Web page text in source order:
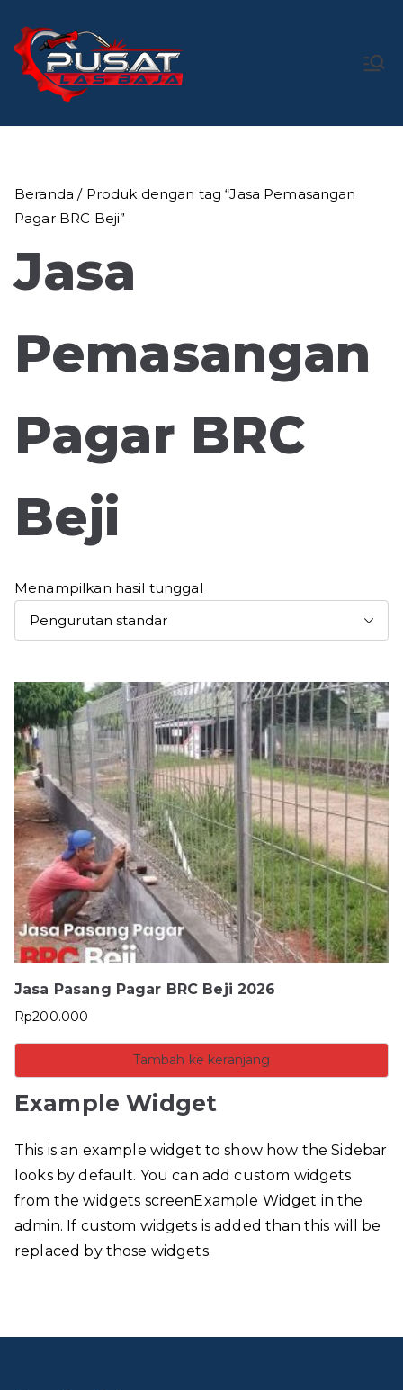
konten
Baja
Pusat Bengkel Las Profesional di Indonesia
Beranda / Produk dengan tag “Jasa Pemasangan
Pagar BRC Beji”
Jasa
Pemasangan
Pagar BRC
Beji
Menampilkan hasil tunggal
Jasa Pasang Pagar BRC Beji 2026
Rp200.000
Tambah ke keranjang
Example Widget
This is an example widget to show how the Sidebar
looks by default. You can add custom widgets
from the widgets screenExample Widget in the
admin. If custom widgets is added than this will be
replaced by those widgets.